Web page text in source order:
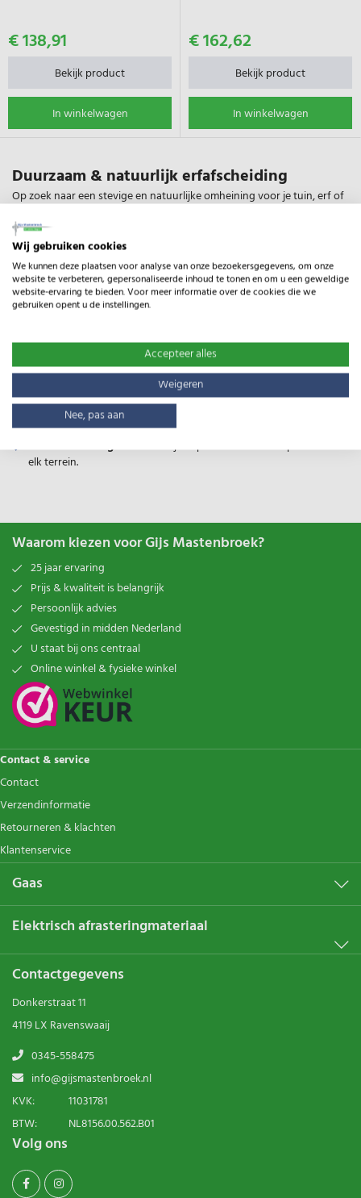
€ 138,91
Bekijk product
In winkelwagen
€ 162,62
Bekijk product
In winkelwagen
Duurzaam & natuurlijk erfafscheiding
Op zoek naar een stevige en natuurlijke omheining voor je tuin, erf of
robuuste hekwerk biedt een landelijke uitstraling en is ideaal voor het
afbakenen van tuinen, dierenverblijven en natuurgebieden.
Waarom kiezen voor kastanjehout?
looizuur, waardoor het jarenlang bestand is tegen rot en
– Geen bewerking of impregnering nodig, het
hout vergrijst op een mooie, natuurlijke manier.
Milieuvriendelijk– Duurzaam geteeld en biologisch afbreekbaar.
Flexibel & Stevig– Gemakkelijk te plaatsen en aan te passen aan
elk terrein.
Waarom kiezen voor Gijs Mastenbroek?
25 jaar ervaring
Prijs & kwaliteit is belangrijk
Persoonlijk advies
Gevestigd in midden Nederland
U staat bij ons centraal
Online winkel & fysieke winkel
Contact & service
Contact
Verzendinformatie
Retourneren & klachten
Klantenservice
Gaas
Elektrisch afrasteringmateriaal
Contactgegevens
Donkerstraat 11
4119 LX Ravenswaaij
0345-558475
info@gijsmastenbroek.nl
KVK:
11031781
BTW:
NL8156.00.562.B01
Volg ons
Wij gebruiken cookies
We kunnen deze plaatsen voor analyse van onze bezoekersgegevens, om onze
website te verbeteren, gepersonaliseerde inhoud te tonen en om u een geweldige
website-ervaring te bieden. Voor meer informatie over de cookies die we
gebruiken opent u de instellingen.
Accepteer alles
Weigeren
Nee, pas aan